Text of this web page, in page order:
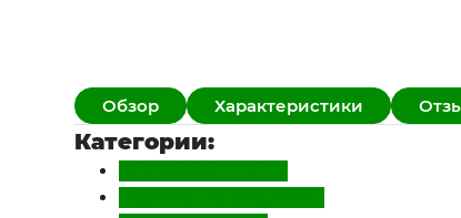
Обзор Характеристики
Категории: